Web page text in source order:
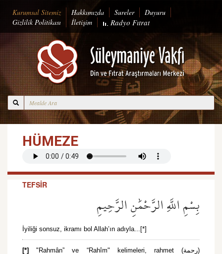
Kurumsal Sitemiz Hakkımızda Sureler
Duyuru
Gizlilik Politikası
İletişim Radyo Fıtrat
HÜMEZE
TEFSİR
بِسْمِ اللَّهِ الرَّحْمَٰنِ الرَّحِيمِ
İyiliği sonsuz, ikramı bol Allah’ın adıyla...[*]
[*]"Rahmân” ve “Rahîm" kelimeleri, rahmet (رحمة)